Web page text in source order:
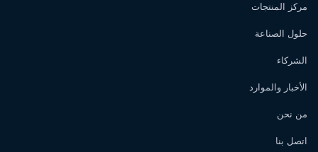
مركز المنتجات
حلول الصناعة
الشركاء
الأخبار والموارد
من نحن
اتصل بنا